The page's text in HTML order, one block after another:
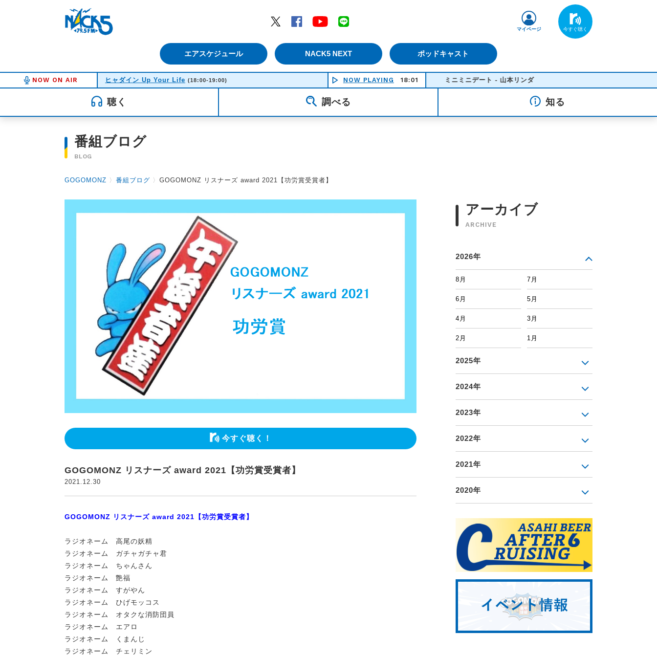
Twitter
Facebook YouTube
エアスケジュール NACK5 NEXT ポッドキャスト
マイページ
NOW ON AIR ヒャダイン Up Your Life (18:00-19:00) NOW PLAYING 18:01 ミニミニデート - 山本リンダ
聴く 調べる 知る
番組ブログ
BLOG
GOGOMONZ 〉 番組ブログ 〉 GOGOMONZ リスナーズ award 2021【功労賞受賞者】
今すぐ聴く！
GOGOMONZ リスナーズ award 2021【功労賞受賞者】
2021.12.30
GOGOMONZ リスナーズ award 2021【功労賞受賞者】
ラジオネーム 高尾の妖精
ラジオネーム ガチャガチャ君
ラジオネーム ちゃんさん
ラジオネーム 艶福
ラジオネーム すがやん
ラジオネーム ひげモッコス
ラジオネーム オタクな消防団員
ラジオネーム エアロ
ラジオネーム くまんじ
ラジオネーム チェリミン
アーカイブ
ARCHIVE
2026年
8月 7月
6月 5月
4月 3月
2月 1月
2025年
2024年
2023年
2022年
2021年
2020年